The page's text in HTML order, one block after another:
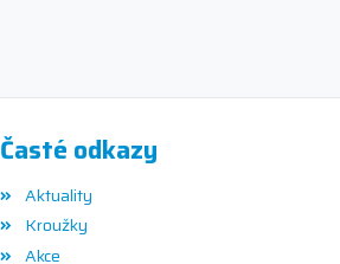
Časté odkazy
Aktuality
Kroužky
Akce